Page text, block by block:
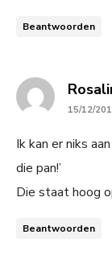
Beantwoorden
15/12/
Ik kan er niks
die pan!’
Die staat hoog
Beantwoorden